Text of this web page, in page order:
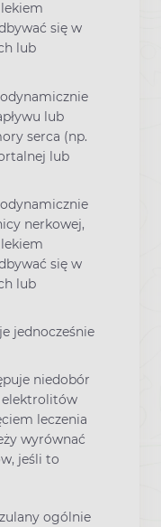
się w
lub
lub
serca (np.
lub
nerkowej,
się w
lub
jednocześnie
niedobór
elektrolitów
leczenia
wyrównać
jeśli to
ogólnie